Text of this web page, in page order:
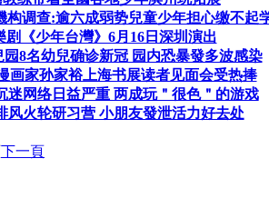
构调查:逾六成弱势兒童少年担心缴不起
剧《少年台灣》6月16日深圳演出
园8名幼兒确诊新冠 园内恐暴發多波感染
画家孙家裕上海书展读者见面会受热捧
迷网络日益严重 两成玩＂很色＂的游戏
风火轮研习营 小朋友發泄活力好去处
下一頁